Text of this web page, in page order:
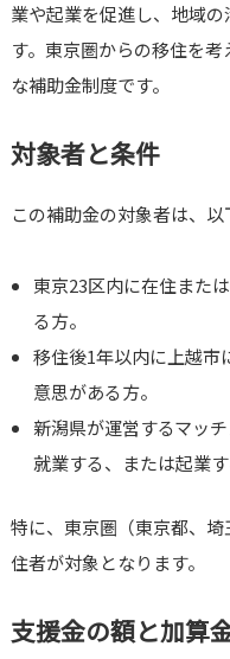
業や起業を促進し、地域
す。東京圏からの移住を
な補助金制度です。
対象者と条件
この補助金の対象者は、
東京23区内に在住また
る方。
移住後1年以内に上越市
意思がある方。
新潟県が運営するマッ
就業する、または起業す
特に、東京圏（東京都、
住者が対象となります。
支援金の額と加算